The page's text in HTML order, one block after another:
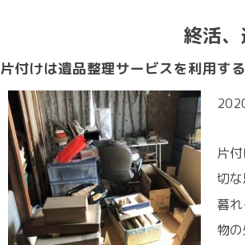
終活
片付けは遺品整理サービスを利用す
片
切
暮
物